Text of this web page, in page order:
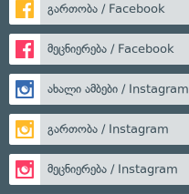
გართობა / Facebook
მეცნიერება / Facebook
ახალი ამბები / Instagram
გართობა / Instagram
მეცნიერება / Instagram